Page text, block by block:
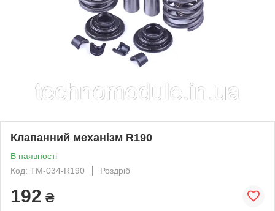
Клапанний механізм R190
В наявності
Код: TM-034-R190
Роздріб
192 ₴